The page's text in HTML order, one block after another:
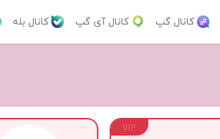
کانال گپ کانال آی گپ کانال بله
VIP